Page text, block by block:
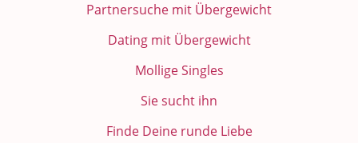
Partnersuche mit Übergewicht
Dating mit Übergewicht
Mollige Singles
Sie sucht ihn
Finde Deine runde Liebe